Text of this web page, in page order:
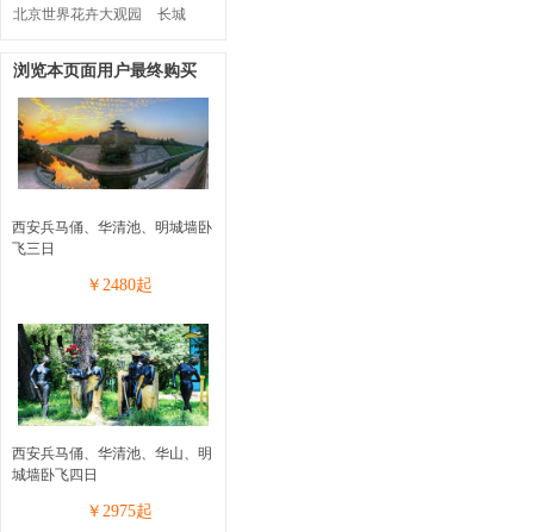
北京世界花卉大观园 长城
浏览本页面用户最终购买
西安兵马俑、华清池、明城墙卧
飞三日
￥ 2480起
西安兵马俑、华清池、华山、明
城墙卧飞四日
￥ 2975起